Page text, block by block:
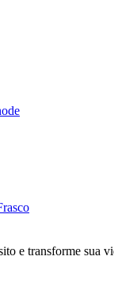
e transforme sua